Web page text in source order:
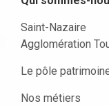
Saint-Nazaire
Agglomération
Le pôle
Nos métiers